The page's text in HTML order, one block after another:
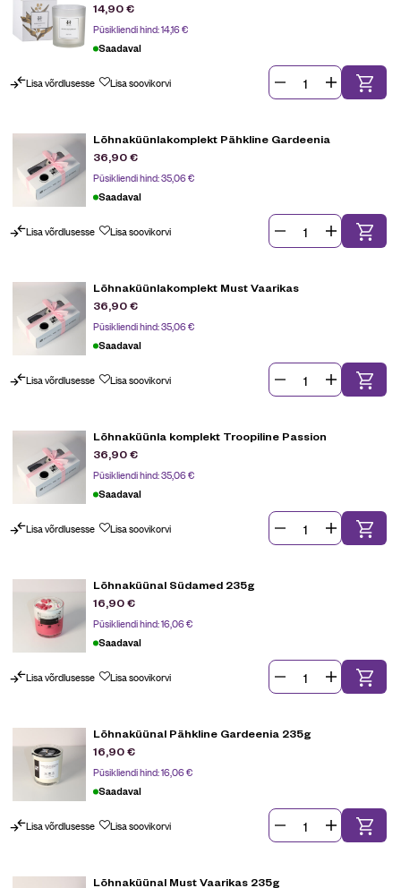
14,90€
Püsikliendi hind:14,16€
Saadaval
Lisa võrdlusesse Lisa soovikorvi
Lõhnaküünlakomplekt Pähkline Gardeenia
36,90€
Püsikliendi hind:35,06€
Saadaval
Lisa võrdlusesse Lisa soovikorvi
Lõhnaküünlakomplekt Must Vaarikas
36,90€
Püsikliendi hind:35,06€
Saadaval
Lisa võrdlusesse Lisa soovikorvi
Lõhnaküünla komplekt Troopiline Passion
36,90€
Püsikliendi hind:35,06€
Saadaval
Lisa võrdlusesse Lisa soovikorvi
Lõhnaküünal Südamed 235g
16,90€
Püsikliendi hind:16,06€
Saadaval
Lisa võrdlusesse Lisa soovikorvi
Lõhnaküünal Pähkline Gardeenia 235g
16,90€
Püsikliendi hind:16,06€
Saadaval
Lisa võrdlusesse Lisa soovikorvi
Lõhnaküünal Must Vaarikas 235g